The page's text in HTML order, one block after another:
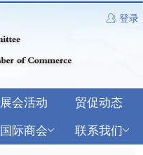
登录
展会活动
贸促动态
国际商会 联系我们